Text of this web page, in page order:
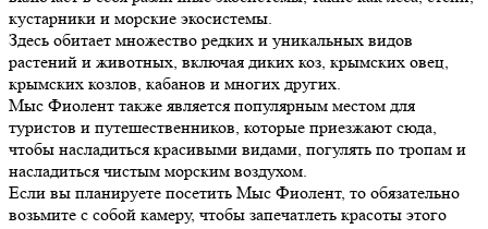
кустарники и морские экосистемы.
Здесь обитает множество редких и уникальных видов
растений и животных, включая диких коз, крымских овец,
крымских козлов, кабанов и многих других.
Мыс Фиолент также является популярным местом для
туристов и путешественников, которые приезжают сюда,
чтобы насладиться красивыми видами, погулять по тропам и
насладиться чистым морским воздухом.
Если вы планируете посетить Мыс Фиолент, то обязательно
возьмите с собой камеру, чтобы запечатлеть красоты этого